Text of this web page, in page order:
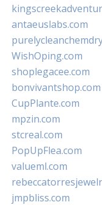
antaeuslabs.com
WishOping.com
shoplegacee.com
bonvivantshop.com
CupPlante.com
mpzin.com
stcreal.com
PopUpFlea.com
valueml.com
jmpbliss.com